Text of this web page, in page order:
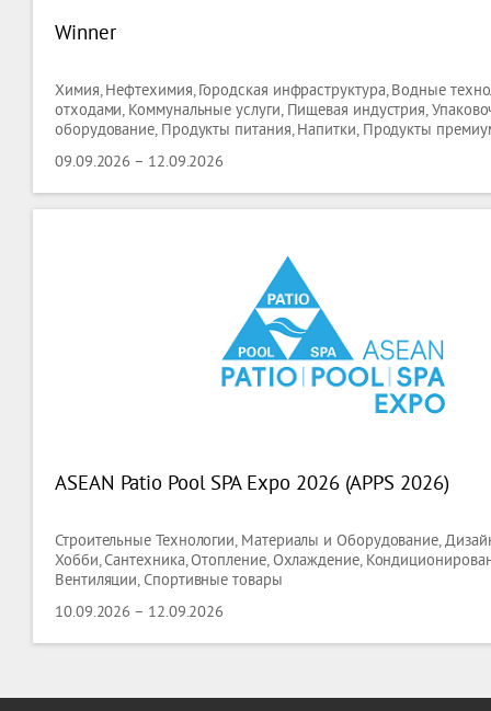
Winner
Химия, Нефтехимия, Городская инфраструктура, Водные
отходами, Коммунальные услуги, Пищевая индустрия,
оборудование, Продукты питания, Напитки, Продукты
оборудование, Лабораторные Технологии, Биотехнологии,
09.09.2026 – 12.09.2026
ASEAN Patio Pool SPA Expo 2026 (APPS 2026)
Строительные Технологии, Материалы и Оборудование,
Хобби, Сантехника, Отопление, Охлаждение,
Вентиляции, Спортивные товары
10.09.2026 – 12.09.2026